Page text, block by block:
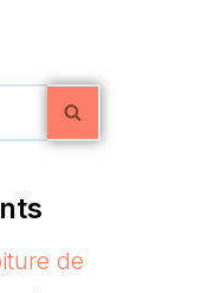
de